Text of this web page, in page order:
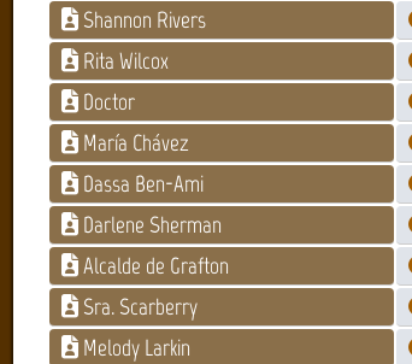
Shannon Rivers
Rita Wilcox
Doctor
María Chávez
Dassa Ben-Ami
Darlene Sherman
Alcalde de Grafton
Sra. Scarberry
Melody Larkin